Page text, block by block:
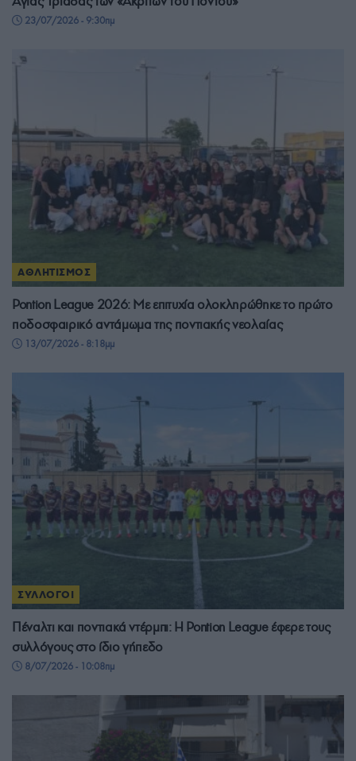
23/07/2026 - 9:30πμ
ΑΘΛΗΤΙΣΜΟΣ
Pontion League 2026: Με επιτυχία ολοκληρώθηκε το πρώτο
ποδοσφαιρικό αντάμωμα της ποντιακής νεολαίας
13/07/2026 - 8:18μμ
ΣΥΛΛΟΓΟΙ
Πέναλτι και ποντιακά ντέρμπι: Η Pontion League έφερε τους
συλλόγους στο ίδιο γήπεδο
8/07/2026 - 10:08πμ